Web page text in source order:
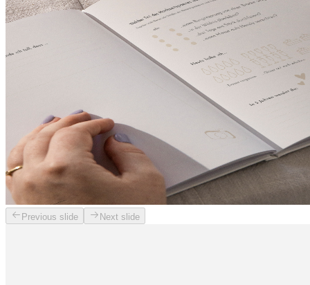
Previous slide Next slide